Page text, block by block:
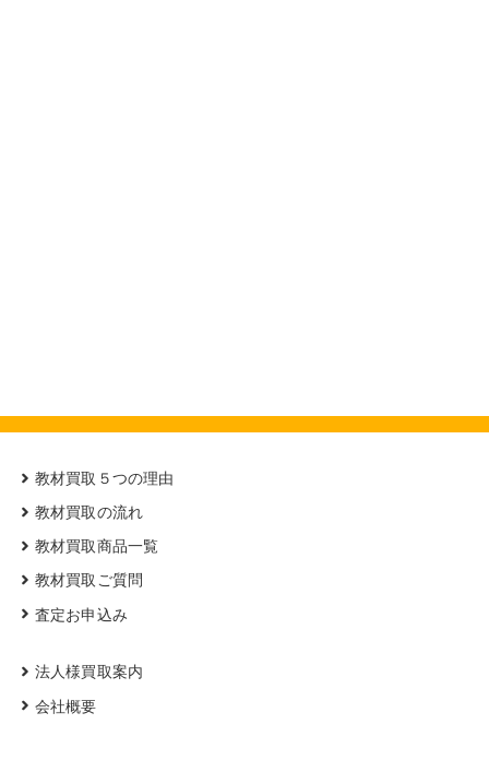
教材買取５つの理由
教材買取の流れ
教材買取商品一覧
教材買取ご質問
査定お申込み
法人様買取案内
会社概要